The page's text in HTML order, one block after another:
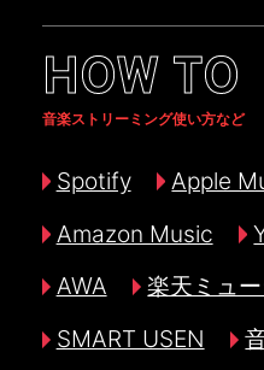
HOW TO
音楽ストリーミング使い方など
Spotify Apple
Amazon Music
AWA
楽天ミュ
SMART USEN